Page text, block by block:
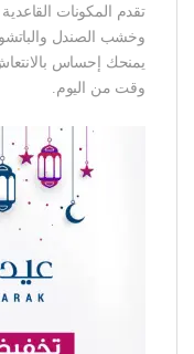
تقدم المكونات
وخشب الصندل
يمنحك إحساس
وقت من اليوم.